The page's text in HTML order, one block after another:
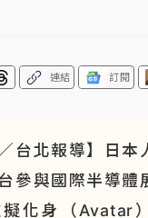
連結 訂閱
台北報導】日本
參與國際半導體
化身（Avatar